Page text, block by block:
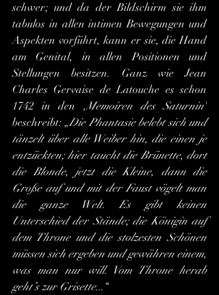
schwer; und da der Bildschirm sie ihm
tabulos in allen intimen Bewegungen und
Aspekten vorführt, kann er sie, die Hand
am Genital, in allen Positionen und
Stellungen besitzen. Ganz wie Jean
Charles Gervaise de Latouche es schon
1742 in den ,Memoiren des Saturnin'
beschreibt: „Die Phantasie belebt sich und
tänzelt über alle Weiber hin, die einen je
entzückten; hier taucht die Brünette, dort
die Blonde, jetzt die Kleine, dann die
Große auf und mit der Faust vögelt man
die ganze Welt. Es gibt keinen
Unterschied der Stände; die Königin auf
dem Throne und die stolzesten Schönen
müssen sich ergeben und gewähren einem,
was man nur will. Vom Throne herab
geht’s zur Grisette...“